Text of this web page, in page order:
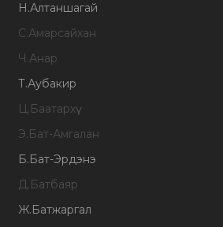
Н.Алтаншагай
С.Амарсайхан
Ч.Анар
Т.Аубакир
Ц.Баатархүү
Э.Бат-Амгалан
Б.Бат-Эрдэнэ
Д.Батбаяр
Ж.Батжаргал